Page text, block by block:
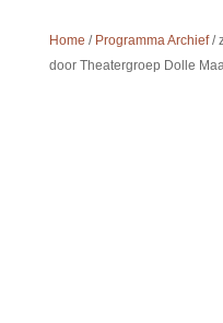
Home / Programma Archief/
door Theatergroep Dolle